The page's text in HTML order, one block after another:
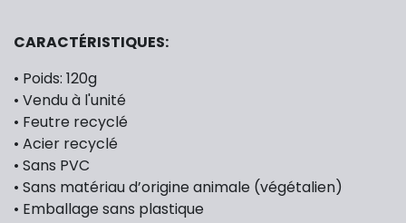
CARACTÉRISTIQUES:
• Poids: 120g
• Vendu à l'unité
• Feutre recyclé
• Acier recyclé
• Sans PVC
• Sans matériau d’origine animale (végétalien)
• Emballage sans plastique